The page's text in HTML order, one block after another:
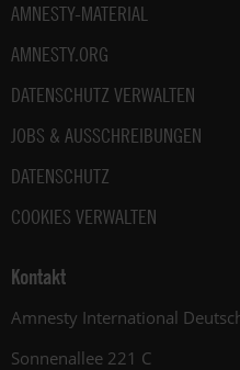
AMNESTY-MATERIAL
AMNESTY.ORG
DATENSCHUTZ VERWALTEN
JOBS & AUSSCHREIBUNGEN
DATENSCHUTZ
COOKIES VERWALTEN
Kontakt
Amnesty International
Sonnenallee 221 C